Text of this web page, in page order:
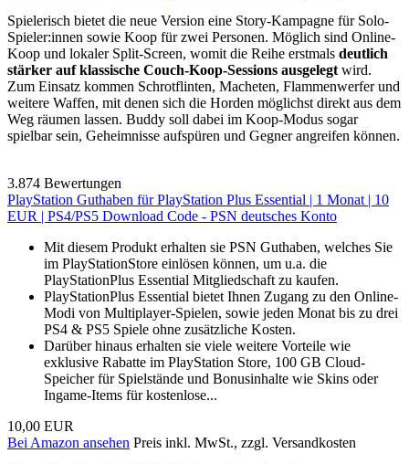
Spielerisch bietet die neue Version eine Story-Kampagne für Solo-
Spieler:innen sowie Koop für zwei Personen. Möglich sind Online-
Koop und lokaler Split-Screen, womit die Reihe erstmals deutlich
stärker auf klassische Couch-Koop-Sessions ausgelegt wird.
Zum Einsatz kommen Schrotflinten, Macheten, Flammenwerfer und
weitere Waffen, mit denen sich die Horden möglichst direkt aus dem
Weg räumen lassen. Buddy soll dabei im Koop-Modus sogar
spielbar sein, Geheimnisse aufspüren und Gegner angreifen können.
3.874 Bewertungen
PlayStation Guthaben für PlayStation Plus Essential | 1 Monat | 10
EUR | PS4/PS5 Download Code - PSN deutsches Konto
Mit diesem Produkt erhalten sie PSN Guthaben, welches Sie
im PlayStationStore einlösen können, um u.a. die
PlayStationPlus Essential Mitgliedschaft zu kaufen.
PlayStationPlus Essential bietet Ihnen Zugang zu den Online-
Modi von Multiplayer-Spielen, sowie jeden Monat bis zu drei
PS4 & PS5 Spiele ohne zusätzliche Kosten.
Darüber hinaus erhalten sie viele weitere Vorteile wie
exklusive Rabatte im PlayStation Store, 100 GB Cloud-
Speicher für Spielstände und Bonusinhalte wie Skins oder
Ingame-Items für kostenlose...
10,00 EUR
Bei Amazon ansehen Preis inkl. MwSt., zzgl. Versandkosten